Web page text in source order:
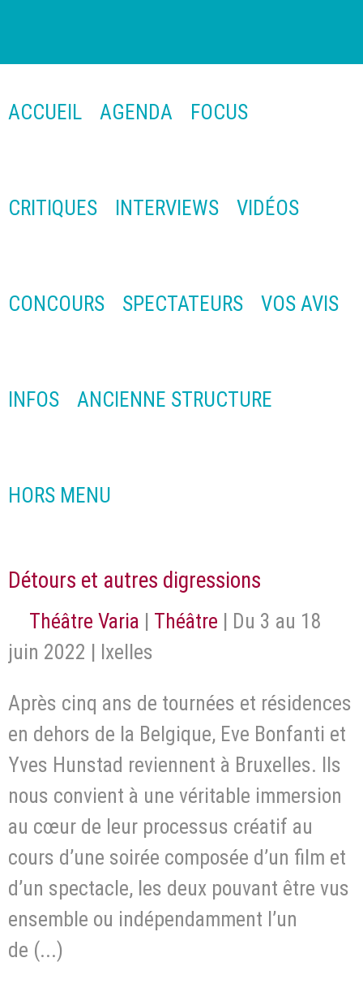
ACCUEIL AGENDA FOCUS
CRITIQUES INTERVIEWS VIDÉOS
CONCOURS SPECTATEURS VOS AVIS
INFOS ANCIENNE STRUCTURE
HORS MENU
Détours et autres digressions
Théâtre Varia | Théâtre
juin 2022 | Ixelles
Après cinq ans de tournées et résidences
en dehors de la Belgique, Eve Bonfanti et
Yves Hunstad reviennent à Bruxelles. Ils
nous convient à une véritable immersion
au cœur de leur processus créatif au
cours d’une soirée composée d’un film et
d’un spectacle, les deux pouvant être vus
ensemble ou indépendamment l’un
de (...)